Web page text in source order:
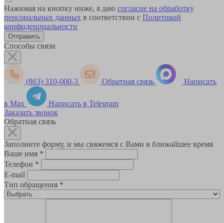
Нажимая на кнопку ниже, я даю согласие на обработку
персональных данных в соответствии с Политикой
конфиденциальности
Способы связи
(863) 310-000-3 Обратная связь Написать
в Max
Написать в Telegram
Заказать звонок
Обратная связь
Заполните форму, и мы свяжемся с Вами в ближайшее время
Ваше имя *
Телефон *
E-mail
Тип обращения *